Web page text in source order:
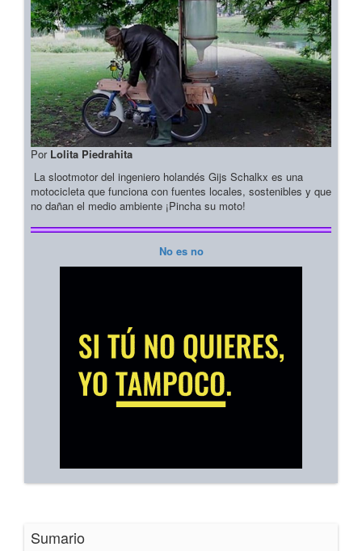
Por Lolita Piedrahita
La slootmotor del ingeniero holandés Gijs Schalkx es una
motocicleta que funciona con fuentes locales, sostenibles y que
no dañan el medio ambiente ¡Pincha su moto!
No es no
Sumario